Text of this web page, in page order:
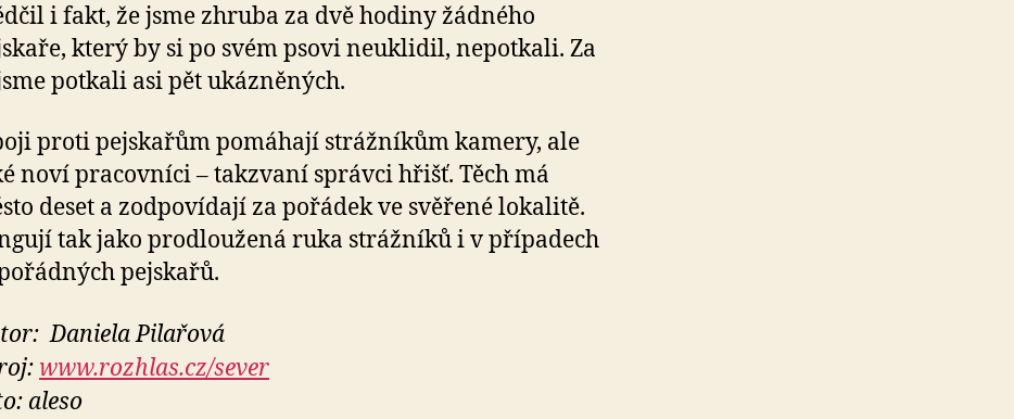
i fakt, že jsme zhruba za dvě hodiny žádného
který by si po svém psovi neuklidil, nepotkali. Za
potkali asi pět ukázněných.
proti pejskařům pomáhají strážníkům kamery, ale
noví pracovníci – takzvaní správci hřišť. Těch má
deset a zodpovídají za pořádek ve svěřené lokalitě.
tak jako prodloužená ruka strážníků i v případech
pejskařů.
Daniela Pilařová
www.rozhlas.cz/sever
aleso